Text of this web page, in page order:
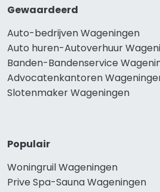
Gewaardeerd
Auto-bedrijven Wageningen
Auto huren-Autoverhuur
Banden-Bandenservice
Advocatenkantoren
Slotenmaker Wageningen
Populair
Woningruil Wageningen
Prive Spa-Sauna Wageningen